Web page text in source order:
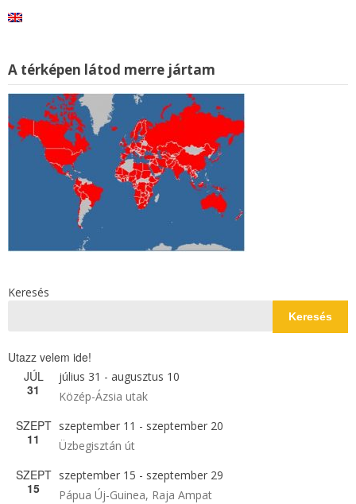
A térképen látod merre jártam
Keresés
Keresés
Utazz velem ide!
JÚL
31
július 31 - augusztus 10
Közép-Ázsia utak
SZEPT
11
szeptember 11 - szeptember 20
Üzbegisztán út
SZEPT
15
szeptember 15 - szeptember 29
Pápua Új-Guinea, Raja Ampat